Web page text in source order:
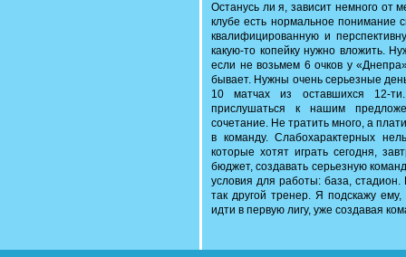
Останусь ли я, зависит немного от
клубе есть нормальное понимание
квалифицированную и
какую-то копейку нужно вложить.
если не возьмем 6 очков у
бывает. Нужны очень серьезные
10 матчах из оставшихся 12-
прислушаться к нашим
сочетание. Не тратить много, а
в команду. Слабохарактерных
которые хотят играть сегодня,
бюджет, создавать серьезную
условия для работы: база,
так другой тренер. Я подскажу
идти в первую лигу, уже создавая